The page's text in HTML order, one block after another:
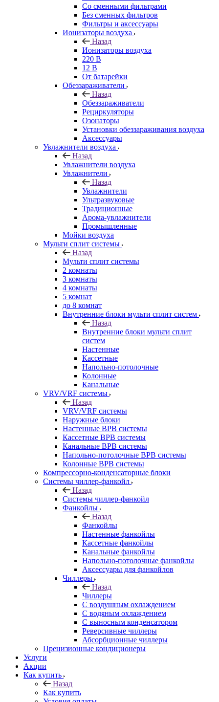
Cо сменными фильтрами
Без сменных фильтров
Фильтры и аксессуары
Ионизаторы воздуха
Назад
Ионизаторы воздуха
220 В
12 В
От батарейки
Обеззараживатели
Назад
Обеззараживатели
Рециркуляторы
Озонаторы
Установки обеззараживания воздуха
Аксессуары
Увлажнители воздуха
Назад
Увлажнители воздуха
Увлажнители
Назад
Увлажнители
Ультразвуковые
Традиционные
Арома-увлажнители
Промышленные
Мойки воздуха
Мульти сплит системы
Назад
Мульти сплит системы
2 комнаты
3 комнаты
4 комнаты
5 комнат
до 8 комнат
Внутренние блоки мульти сплит систем
Назад
Внутренние блоки мульти сплит
систем
Настенные
Кассетные
Напольно-потолочные
Колонные
Канальные
VRV/VRF системы
Назад
VRV/VRF системы
Наружные блоки
Настенные ВРВ системы
Кассетные ВРВ системы
Канальные ВРВ системы
Напольно-потолочные ВРВ системы
Колонные ВРВ системы
Компрессорно-конденсаторные блоки
Системы чиллер-фанкойл
Назад
Системы чиллер-фанкойл
Фанкойлы
Назад
Фанкойлы
Настенные фанкойлы
Кассетные фанкойлы
Канальные фанкойлы
Напольно-потолочные фанкойлы
Аксессуары для фанкойлов
Чиллеры
Назад
Чиллеры
С воздушным охлаждением
С водяным охлаждением
С выносным конденсатором
Реверсивные чиллеры
Абсорбционные чиллеры
Прецизионные кондиционеры
Услуги
Акции
Как купить
Назад
Как купить